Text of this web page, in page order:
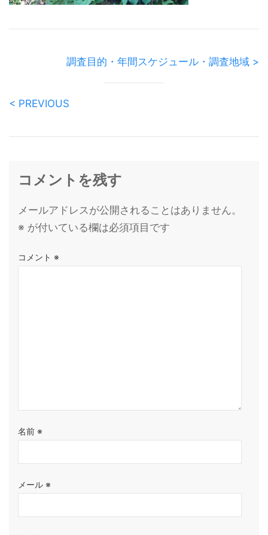
調査目的・年間スケジュール・調査地域 >
< PREVIOUS
コメントを残す
メールアドレスが公開されることはありません。
※ が付いている欄は必須項目です
コメント ※
名前 ※
メール ※